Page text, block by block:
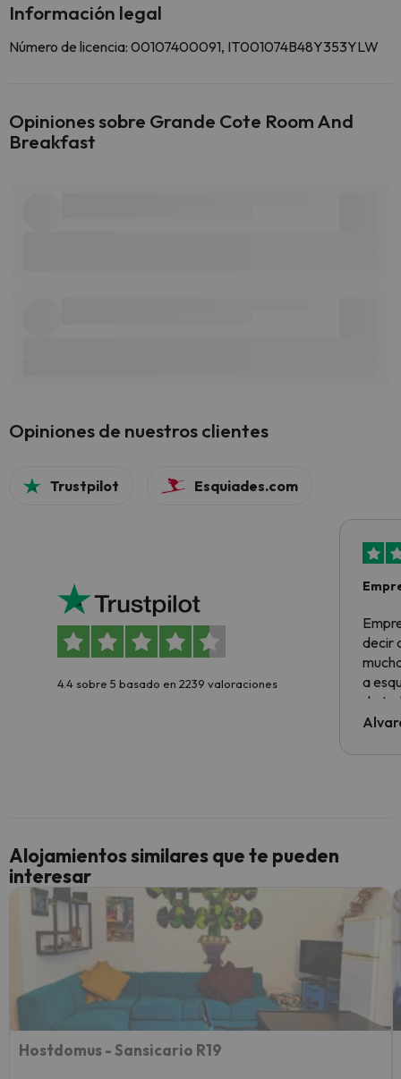
Información legal
Número de licencia: 00107400091, IT001074B48Y353YLW
Opiniones sobre Grande Cote Room And
Breakfast
Opiniones de nuestros clientes
Trustpilot Esquiades.com
4.4 sobre 5 basado en 2239 valoraciones
decir
a
de
al
culpa
Alojamientos similares que te pueden
interesar
Hostdomus - Sansicario R19